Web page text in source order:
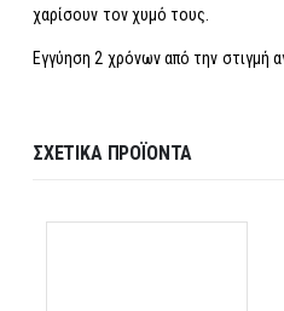
χαρίσουν τον χυμό τους.
Εγγύηση 2 χρόνων από την στιγμή
ΣΧΕΤΙΚΆ ΠΡΟΪΌΝΤΑ